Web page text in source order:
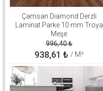
Çamsan Diamond Derzli
Laminat Parke 10 mm Troya
Meşe
996,40₺
938,61 ₺ / M²